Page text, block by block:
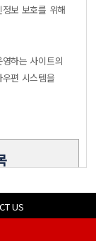
보 보호를 위해
하는 사이트의
편 시스템을
같은
US